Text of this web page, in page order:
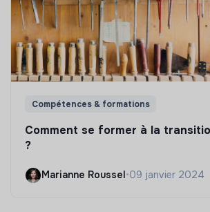
Compétences & formations
Comment se former à la
?
Marianne Roussel •09 janvier 2024